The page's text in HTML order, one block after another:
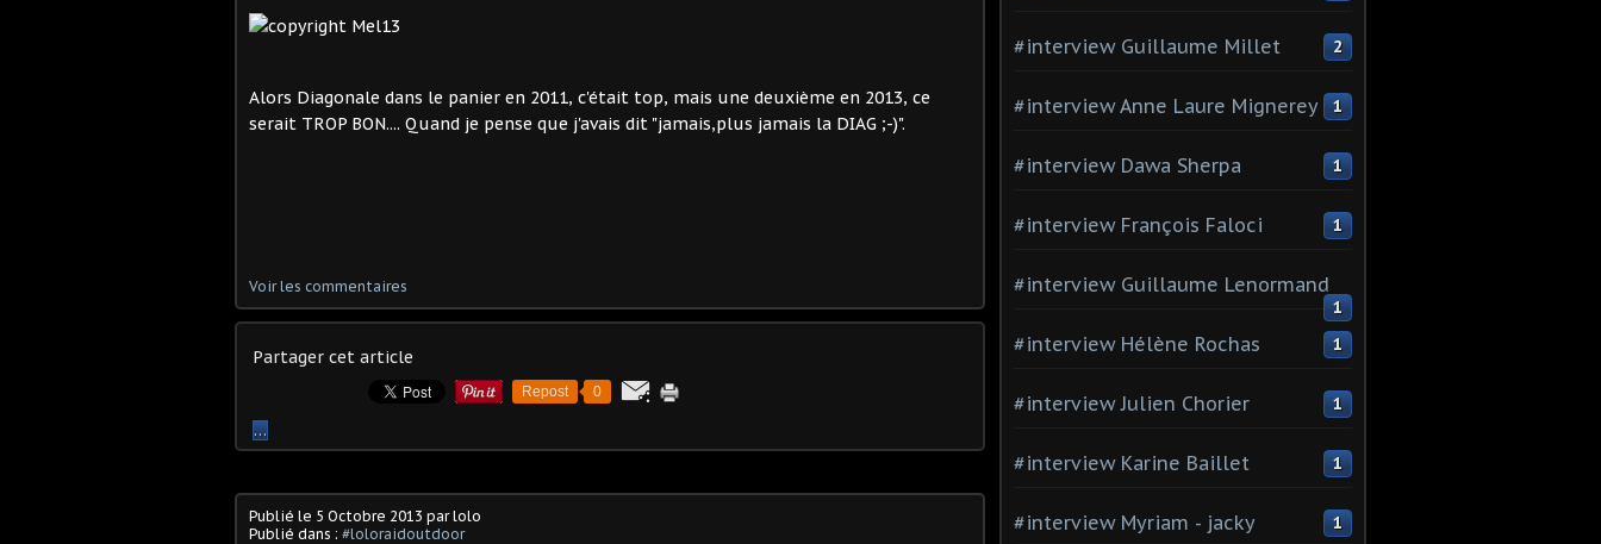
Alors Diagonale dans le panier en 2011, c'était top, mais une deuxième en 2013, ce
serait TROP BON.... Quand je pense que j'avais dit "jamais,plus jamais la DIAG ;-)".
Voir les commentaires
Partager cet article
Repost 0
…
Publié le 5 Octobre 2013 par lolo
Publié dans : #loloraidoutdoor
#interview Guillaume Millet 2
#interview Anne Laure Mignerey 1
#interview Dawa Sherpa 1
#interview François Faloci 1
#interview Guillaume Lenormand
1
#interview Hélène Rochas 1
#interview Julien Chorier 1
#interview Karine Baillet 1
#interview Myriam - jacky 1